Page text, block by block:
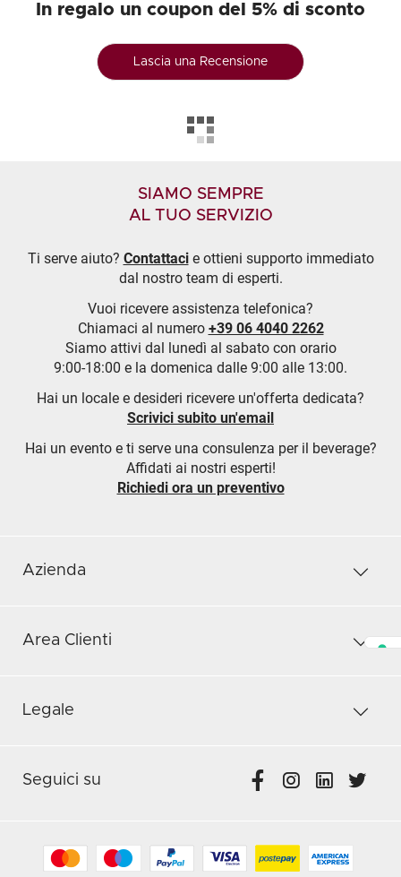
In regalo un coupon del 5% di sconto
Lascia una Recensione
SIAMO SEMPRE
AL TUO SERVIZIO
Ti serve aiuto? Contattacie ottieni supporto immediato
dal nostro team di esperti.
Vuoi ricevere assistenza telefonica?
Chiamaci al numero +39 06 4040 2262
Siamo attivi dal lunedì al sabato con orario
9:00-18:00 e la domenica dalle 9:00 alle 13:00.
Hai un locale e desideri ricevere un'offerta dedicata?
Scrivici subito un'email
Hai un evento e ti serve una consulenza per il beverage?
Affidati ai nostri esperti!
Richiedi ora un preventivo
Azienda
Area Clienti
Legale
Seguici su